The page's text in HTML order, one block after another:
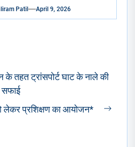
Patil April 9, 2026
के तहत ट्रांसपोर्ट घाट के नाले की
सफाई
लेकर प्रशिक्षण का आयोजन*